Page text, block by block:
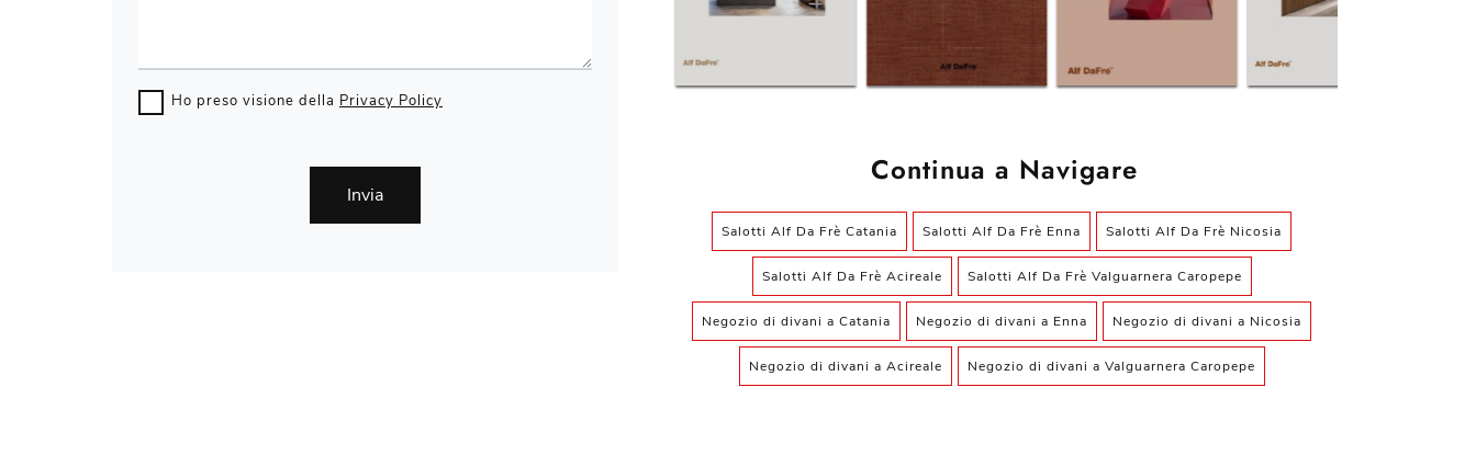
Continua a Navigare
Salotti Alf Da Frè Catania Salotti Alf Da Frè Enna Salotti Alf Da Frè Nicosia
Salotti Alf Da Frè Acireale Salotti Alf Da Frè Valguarnera Caropepe
Negozio di divani a Catania Negozio di divani a Enna Negozio di divani a Nicosia
Negozio di divani a Acireale Negozio di divani a Valguarnera Caropepe
Ho preso visione della Privacy Policy
Invia